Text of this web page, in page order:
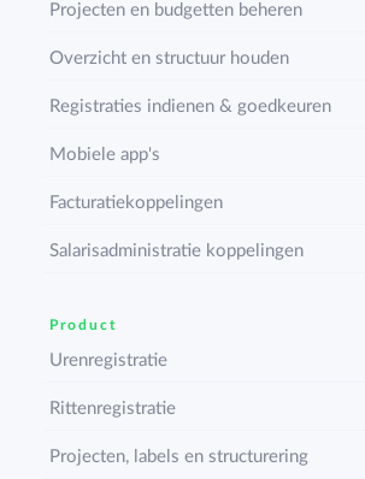
Projecten en budgetten beheren
Overzicht en structuur houden
Registraties indienen & goedkeuren
Mobiele app's
Facturatiekoppelingen
Salarisadministratie koppelingen
Product
Urenregistratie
Rittenregistratie
Projecten, labels en structurering